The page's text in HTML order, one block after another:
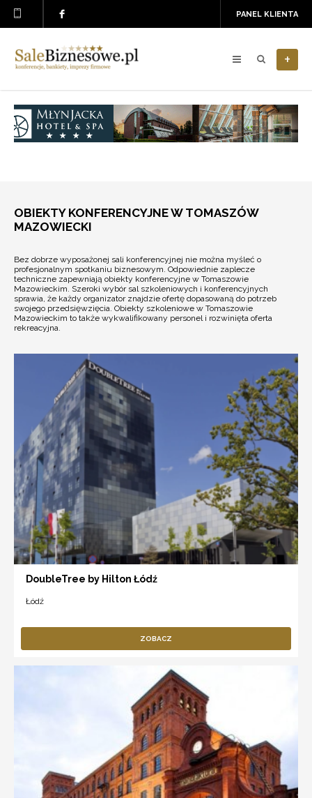
PANEL KLIENTA
+
OBIEKTY KONFERENCYJNE W TOMASZÓW
MAZOWIECKI
Bez dobrze wyposażonej sali konferencyjnej nie można myśleć o
profesjonalnym spotkaniu biznesowym. Odpowiednie zaplecze
techniczne zapewniają obiekty konferencyjne w Tomaszowie
Mazowieckim. Szeroki wybór sal szkoleniowych i konferencyjnych
sprawia, że każdy organizator znajdzie ofertę dopasowaną do potrzeb
swojego przedsięwzięcia. Obiekty szkoleniowe w Tomaszowie
Mazowieckim to także wykwalifikowany personel i rozwinięta oferta
rekreacyjna.
DoubleTree by Hilton Łódź
Łódź
ZOBACZ